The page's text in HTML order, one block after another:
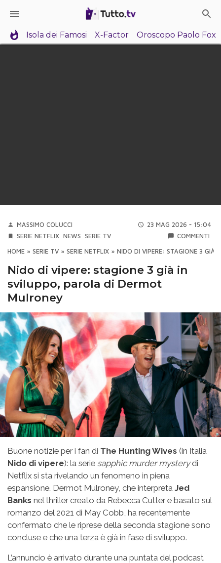
Isola dei Famosi X-Factor Oroscopo Paolo Fox
MASSIMO COLUCCI
23 MAG 2026 - 15:04
SERIE NETFLIX NEWS SERIE TV COMMENTI
HOME » SERIE TV » SERIE NETFLIX » NIDO DI VIPERE: STAGIONE 3 GIÀ
Nido di vipere: stagione 3 già in
sviluppo, parola di Dermot
Mulroney
Buone notizie per i fan di The Hunting Wives (in Italia
Nido di vipere): la serie sapphic murder mysterydi
Netflix si sta rivelando un fenomeno in piena
espansione. Dermot Mulroney, che interpreta Jed
Banks nel thriller creato da Rebecca Cutter e basato sul
romanzo del 2021 di May Cobb, ha recentemente
confermato che le riprese della seconda stagione sono
concluse e che una terza è già in fase di sviluppo.
L’annuncio è arrivato durante una puntata del podcast